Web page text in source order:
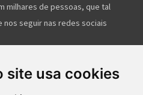
site usa cookies
milhares de pessoas, que tal
seguir nas redes sociais